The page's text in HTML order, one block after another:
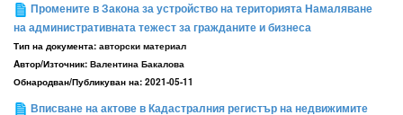
Промените в Закона за устройство на територията Намаляване
на административната тежест за гражданите и бизнеса
Тип на документа: авторски материал
Aвтор/Източник: Валентина Бакалова
Обнародван/Публикуван на: 2021-05-11
Вписване на актове в Кадастралния регистър на недвижимите